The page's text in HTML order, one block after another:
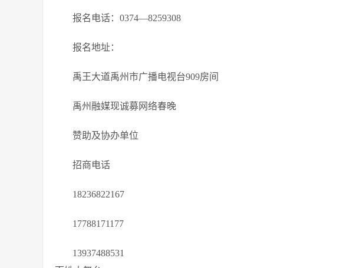
报名电话：0374—8259308
报名地址：
禹王大道禹州市广播电视台909房间
禹州融媒现诚募网络春晚
赞助及协办单位
招商电话
18236822167
17788171177
13937488531